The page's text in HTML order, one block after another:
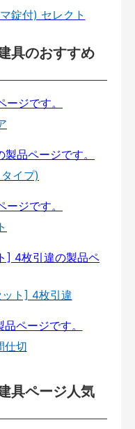
錠付) セレクト
具のおすすめ
イプ)
ト] 4枚引違
仕切
具ページ人気